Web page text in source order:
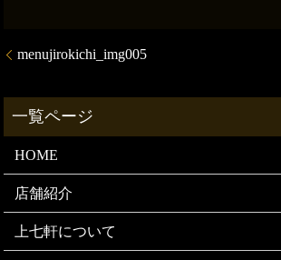
menujirokichi_img005
HOME
店舗紹介
上七軒について